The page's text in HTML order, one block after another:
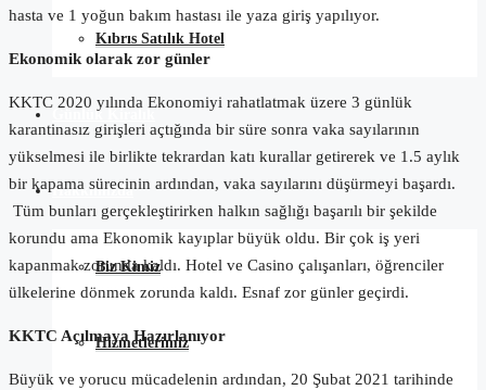
Kıbrıs Satılık Hotel
Günlük Kiralık
Hakkımızda
Biz Kimiz
Hizmetlerimiz
hasta ve 1 yoğun bakım hastası ile yaza giriş yapılıyor.
Ekonomik olarak zor günler
KKTC 2020 yılında Ekonomiyi rahatlatmak üzere 3 günlük
karantinasız girişleri açtığında bir süre sonra vaka sayılarının
yükselmesi ile birlikte tekrardan katı kurallar getirerek ve 1.5 aylık
bir kapama sürecinin ardından, vaka sayılarını düşürmeyi başardı.
Tüm bunları gerçekleştirirken halkın sağlığı başarılı bir şekilde
korundu ama Ekonomik kayıplar büyük oldu. Bir çok iş yeri
kapanmak zorunda kaldı. Hotel ve Casino çalışanları, öğrenciler
ülkelerine dönmek zorunda kaldı. Esnaf zor günler geçirdi.
KKTC Açılmaya Hazırlanıyor
Büyük ve yorucu mücadelenin ardından, 20 Şubat 2021 tarihinde